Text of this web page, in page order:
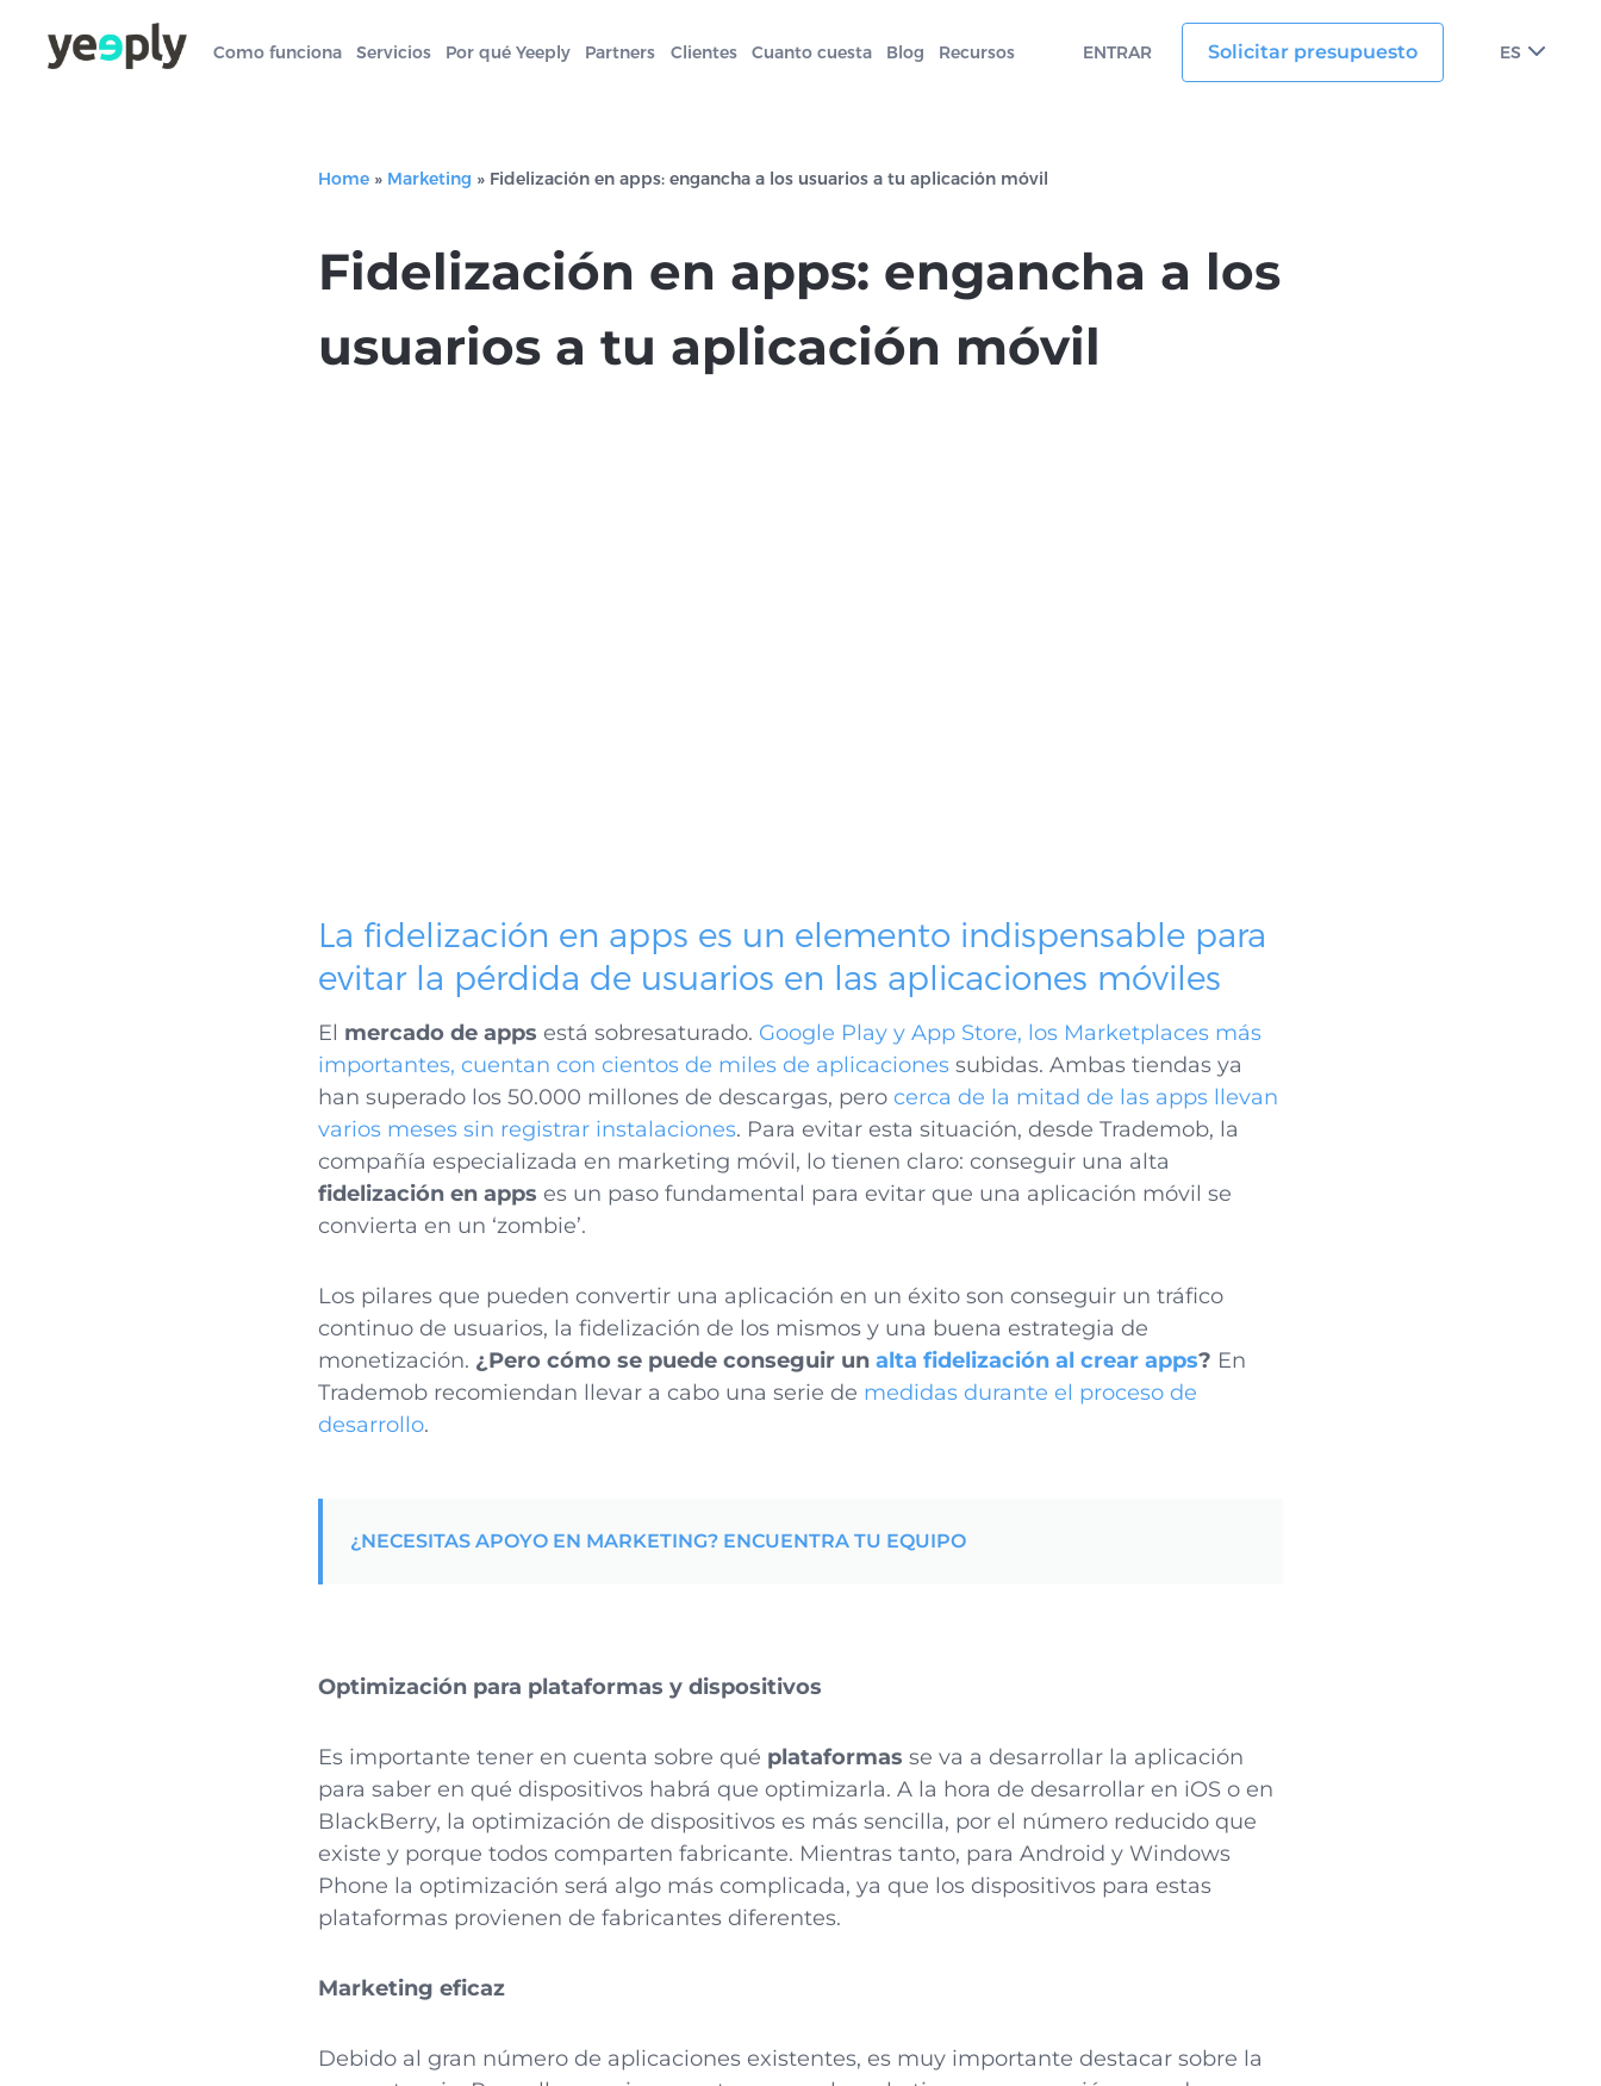
Como funciona Servicios Por qué Yeeply Partners Clientes Cuanto cuesta Blog Recursos ENTRAR Solicitar presupuesto ES
Home » Marketing » Fidelización en apps: engancha a los usuarios a tu aplicación móvil
Fidelización en apps: engancha a los
usuarios a tu aplicación móvil
La fidelización en apps es un elemento indispensable para
evitar la pérdida de usuarios en las aplicaciones móviles
El mercado de apps está sobresaturado. Google Play y App Store, los Marketplaces más
importantes, cuentan con cientos de miles de aplicaciones subidas. Ambas tiendas ya
han superado los 50.000 millones de descargas, pero cerca de la mitad de las apps llevan
varios meses sin registrar instalaciones. Para evitar esta situación, desde Trademob, la
compañía especializada en marketing móvil, lo tienen claro: conseguir una alta
fidelización en apps es un paso fundamental para evitar que una aplicación móvil se
convierta en un ‘zombie’.
Los pilares que pueden convertir una aplicación en un éxito son conseguir un tráfico
continuo de usuarios, la fidelización de los mismos y una buena estrategia de
monetización. ¿Pero cómo se puede conseguir un alta fidelización al crear apps? En
Trademob recomiendan llevar a cabo una serie de medidas durante el proceso de
desarrollo.
¿NECESITAS APOYO EN MARKETING? ENCUENTRA TU EQUIPO
Optimización para plataformas y dispositivos
Es importante tener en cuenta sobre qué plataformas se va a desarrollar la aplicación
para saber en qué dispositivos habrá que optimizarla. A la hora de desarrollar en iOS o en
BlackBerry, la optimización de dispositivos es más sencilla, por el número reducido que
existe y porque todos comparten fabricante. Mientras tanto, para Android y Windows
Phone la optimización será algo más complicada, ya que los dispositivos para estas
plataformas provienen de fabricantes diferentes.
Marketing eficaz
Debido al gran número de aplicaciones existentes, es muy importante destacar sobre la